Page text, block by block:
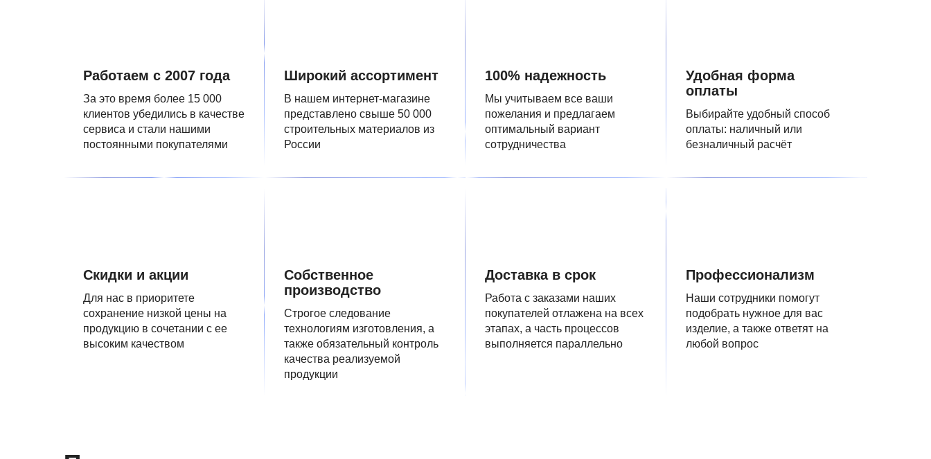
Работаем с 2007 года
За это время более 15 000
клиентов убедились в качестве
сервиса и стали нашими
постоянными покупателями
Широкий ассортимент
В нашем интернет-магазине
представлено свыше 50 000
строительных материалов из
России
100% надежность
Мы учитываем все ваши
пожелания и предлагаем
оптимальный вариант
сотрудничества
Удобная форма
оплаты
Выбирайте удобный способ
оплаты: наличный или
безналичный расчёт
Скидки и акции
Для нас в приоритете
сохранение низкой цены на
продукцию в сочетании с ее
высоким качеством
Собственное
производство
Строгое следование
технологиям изготовления, а
также обязательный контроль
качества реализуемой
продукции
Доставка в срок
Работа с заказами наших
покупателей отлажена на всех
этапах, а часть процессов
выполняется параллельно
Профессионализм
Наши сотрудники помогут
подобрать нужное для вас
изделие, а также ответят на
любой вопрос